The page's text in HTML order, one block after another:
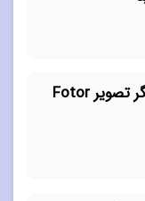
دانلود برنامه ویرایشگر تصویر Fotor